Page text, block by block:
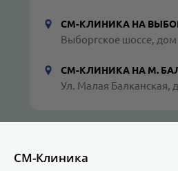
СМ-КЛИНИКА НА
Выборгское шоссе, дом
СМ-КЛИНИКА НА М.
Ул. Малая Балканская,
СМ-Клиника